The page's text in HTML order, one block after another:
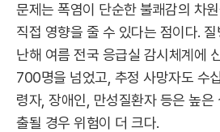
문제는 폭염이 단순한 불쾌감의 차
직접 영향을 줄 수 있다는 점이다.
난해 여름 전국 응급실 감시체계에
700명을 넘었고, 추정 사망자도 수
령자, 장애인, 만성질환자 등은 높은
출될 경우 위험이 더 크다.